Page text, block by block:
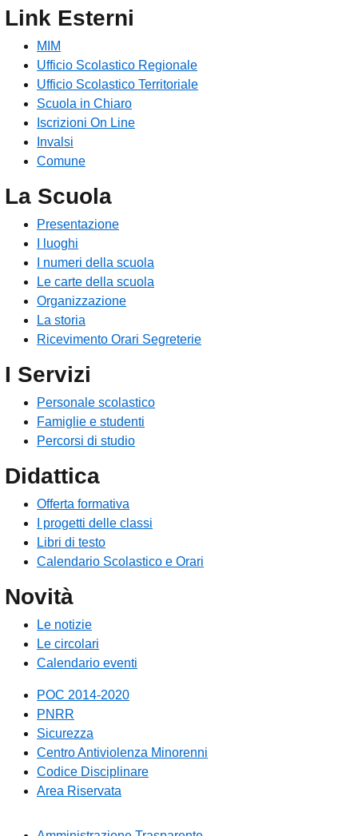
Link Esterni
MIM
Ufficio Scolastico Regionale
Ufficio Scolastico Territoriale
Scuola in Chiaro
Iscrizioni On Line
Invalsi
Comune
La Scuola
Presentazione
I luoghi
I numeri della scuola
Le carte della scuola
Organizzazione
La storia
Ricevimento Orari Segreterie
I Servizi
Personale scolastico
Famiglie e studenti
Percorsi di studio
Didattica
Offerta formativa
I progetti delle classi
Libri di testo
Calendario Scolastico e Orari
Novità
Le notizie
Le circolari
Calendario eventi
POC 2014-2020
PNRR
Sicurezza
Centro Antiviolenza Minorenni
Codice Disciplinare
Area Riservata